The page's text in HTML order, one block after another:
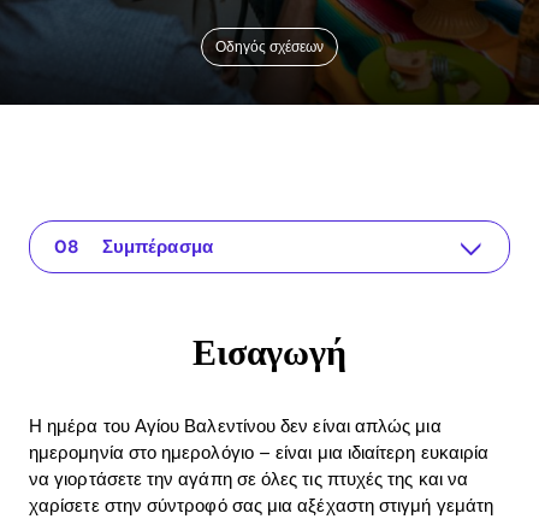
Οδηγός σχέσεων
Εισαγωγή
The app for your relationship
Η σημασία των προσωπικών δώρων
Δημιουργικές ιδέες για την ημέρα του Αγίου Βαλεντίνου
Η χρήση της εφαρμογής Recoupling για την φροντίδα της αγάπης
Η απόδοση: ROI των ιδεών για την ημέρα του Αγίου Βαλεντίνου
Συχνές ερωτήσεις (FAQ)
Συμπέρασμα
Εισαγωγή
Η ημέρα του Αγίου Βαλεντίνου δεν είναι απλώς μια
ημερομηνία στο ημερολόγιο – είναι μια ιδιαίτερη ευκαιρία
να γιορτάσετε την αγάπη σε όλες τις πτυχές της και να
χαρίσετε στην σύντροφό σας μια αξέχαστη στιγμή γεμάτη